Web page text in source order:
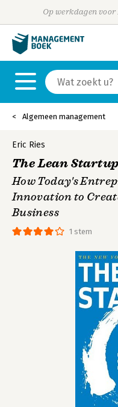
Op werkdagen
Algemeen management
1 stem
Eric Ries
The Lean Startup
How Today's
Innovation to
Business